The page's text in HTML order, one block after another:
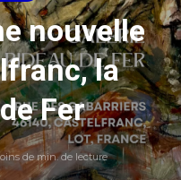
nouvelle
la
Fer
de min. de lecture